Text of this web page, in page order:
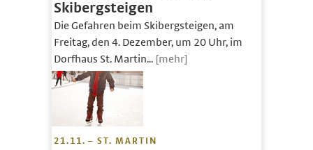
Skibergsteigen
Die Gefahren beim Skibergsteigen, am
Freitag, den 4. Dezember, um 20 Uhr, im
Dorfhaus St. Martin... [mehr]
21.11. – ST. MARTIN